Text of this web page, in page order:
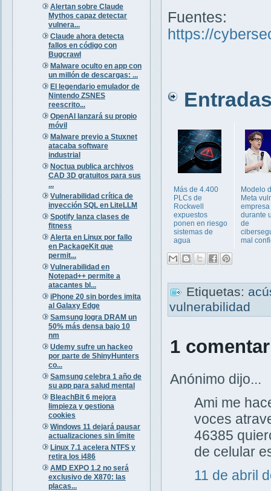
Alertan sobre Claude
Mythos capaz detectar
vulnera...
Claude ahora detecta
fallos en código con
Bugcrawl
Malware oculto en app con
un millón de descargas: ...
El legendario emulador de
Nintendo ZSNES
reescrito...
OpenAI lanzará su propio
móvil
Malware previo a Stuxnet
atacaba software
industrial
Noctua publica archivos
CAD 3D gratuitos para sus
...
Vulnerabilidad crítica de
inyección SQL en LiteLLM
Spotify lanza clases de
fitness
Alerta en Linux por fallo
en PackageKit que
permit...
Vulnerabilidad en
Notepad++ permite a
atacantes bl...
iPhone 20 sin bordes imita
al Galaxy Edge
Samsung logra DRAM un
50% más densa bajo 10
nm
Udemy sufre un hackeo
por parte de ShinyHunters
co...
Samsung celebra 1 año de
su app para salud mental
BleachBit 6 mejora
limpieza y gestiona
cookies
Windows 11 dejará pausar
actualizaciones sin límite
Linux 7.1 acelera NTFS y
retira los i486
AMD EXPO 1.2 no será
exclusivo de X870: las
placas...
Fuentes:
https://
Entradas
Más de 4.400
PLCs de
Rockwell
expuestos
ponen en riesgo
sistemas de
agua
Modelo
Meta
empresa
durante
de
mal
Etiquetas:
vulnerabilidad
1
Anónimo dijo...
Ami me
voces
46385
de celular
11 de abril